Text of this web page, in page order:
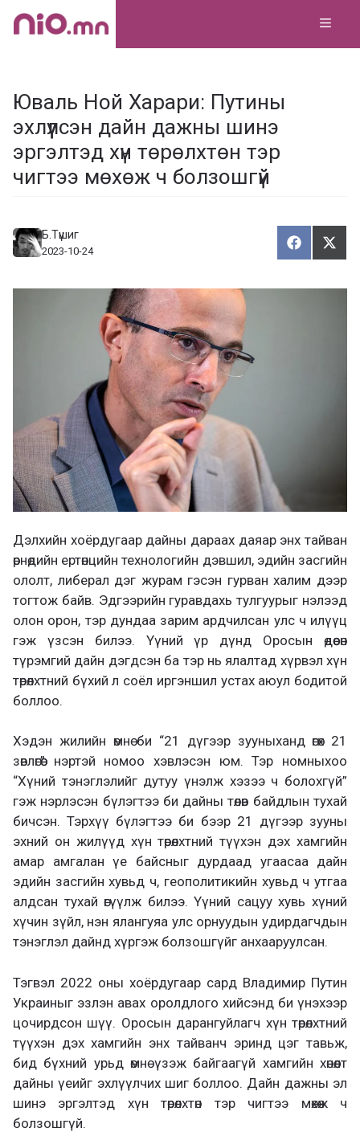
Skip
Юваль Ной Харари: Путины
эхлүүлсэн дайн дажны шинэ
эргэлтэд хүн төрөлхтөн тэр
чигтээ мөхөж ч болзошгүй
Б.Түшиг
2023-10-24
Х
у
а
Т
ү
э
Дэлхийн хоёрдугаар дайны дараах даяар энх тайван
өрнөдийн ертөнцийн технологийн дэвшил, эдийн засгийн
ололт, либерал дэг журам гэсэн гурван халим дээр
тогтож байв. Эдгээрийн гуравдахь тулгуурыг нэлээд
олон орон, тэр дундаа зарим ардчилсан улс ч илүүц
гэж үзсэн билээ. Үүний үр дүнд Оросын өдөөсөн
түрэмгий дайн дэгдсэн ба тэр нь ялалтад хүрвэл хүн
төрөлхтний бүхий л соёл иргэншил устах аюул бодитой
боллоо.
Хэдэн жилийн өмнө би “21 дүгээр зууныханд өгөх 21
зөвлөгөө” нэртэй номоо хэвлэсэн юм. Тэр номныхоо
“Хүний тэнэглэлийг дутуу үнэлж хэзээ ч болохгүй”
гэж нэрлэсэн бүлэгтээ би дайны төлөв байдлын тухай
бичсэн. Тэрхүү бүлэгтээ би бээр 21 дүгээр зууны
эхний он жилүүд хүн төрөлхтний түүхэн дэх хамгийн
амар амгалан үе байсныг дурдаад угаасаа дайн
эдийн засгийн хувьд ч, геополитикийн хувьд ч утгаа
алдсан тухай өгүүлж билээ. Үүний сацуу хувь хүний
хүчин зүйл, нэн ялангуяа улс орнуудын удирдагчдын
тэнэглэл дайнд хүргэж болзошгүйг анхааруулсан.
Тэгвэл 2022 оны хоёрдугаар сард Владимир Путин
Украиныг эзлэн авах оролдлого хийсэнд би үнэхээр
цочирдсон шүү. Оросын дарангуйлагч хүн төрөлхтний
түүхэн дэх хамгийн энх тайванч эринд цэг тавьж,
бид бүхний урьд өмнө үзэж байгаагүй хамгийн хөнөөлт
дайны үеийг эхлүүлчих шиг боллоо. Дайн дажны эл
шинэ эргэлтэд хүн төрөлхтөн тэр чигтээ мөхөж ч
болзошгүй.